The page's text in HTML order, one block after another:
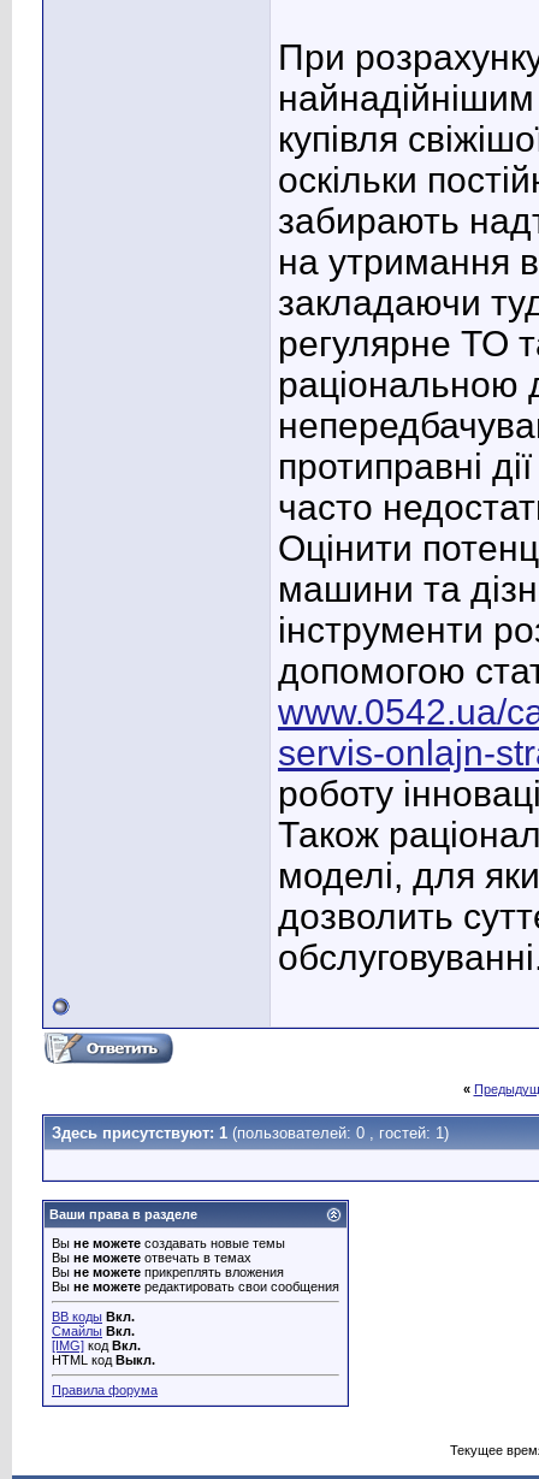
При
купівля
оскільки
забирають
на утримання
закладаючи
регулярне ТО
раціональною
протиправні
часто
Оцінити
машини та
інструменти
допомогою
www.0542.ua/
servis-onlajn-
роботу
Також
моделі, для
дозволить
«
Здесь присутствуют: 1 (пользователей: 0 , гостей: 1)
Ваши права в разделе
Вы не можете создавать новые темы
Вы не можете отвечать в темах
Вы не можете прикреплять вложения
Вы не можете редактировать свои сообщения
BB коды Вкл.
Смайлы Вкл.
[IMG] код Вкл.
HTML код Выкл.
Правила форума
Текущее